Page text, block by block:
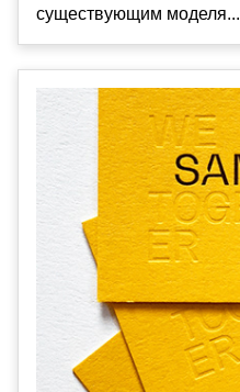
существующим моделя...